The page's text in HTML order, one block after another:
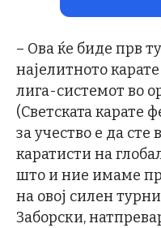
– Ова ќе биде прв
најелитното
лига-системот во
(Светската карате
за учество е да сте
каратисти на
што и ние имаме
на овој силен
Заборски,